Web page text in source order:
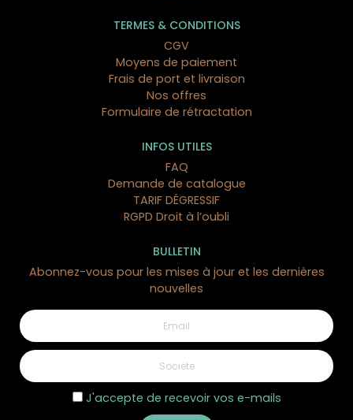
TERMES & CONDITIONS
CGV
Moyens de paiement
Frais de port et livraison
Nos offres
Formulaire de rétractation
INFOS UTILES
FAQ
Demande de catalogue
TARIF DÉGRESSIF
RGPD Droit à l’oubli
BULLETIN
Abonnez-vous pour les mises à jour et les dernières
nouvelles
J'accepte de recevoir vos e-mails